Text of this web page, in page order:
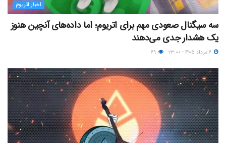
اخبار اتریوم
سه سیگنال صعودی مهم برای اتریوم؛ اما داده‌های آنچین هنوز
یک هشدار جدی می‌دهند